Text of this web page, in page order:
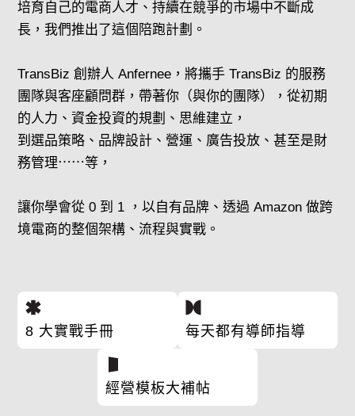
培育自己的電商人才、持續在競爭的市場中不斷成
長，我們推出了這個陪跑計劃。
TransBiz 創辦人 Anfernee，將攜手 TransBiz 的服務
團隊與客座顧問群，帶著你（與你的團隊），從初期
的人力、資金投資的規劃、思維建立，
到選品策略、品牌設計、營運、廣告投放、甚至是財
務管理⋯⋯等，
讓你學會從 0 到 1 ，以自有品牌、透過 Amazon 做跨
境電商的整個架構、流程與實戰。
8 大實戰手冊 每天都有導師指導
經營模板大補帖